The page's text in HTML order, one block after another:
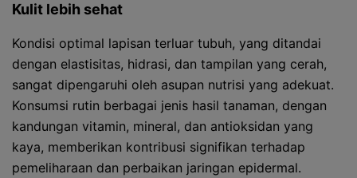
Kulit lebih sehat
Kondisi optimal lapisan terluar tubuh, yang ditandai
dengan elastisitas, hidrasi, dan tampilan yang cerah,
sangat dipengaruhi oleh asupan nutrisi yang adekuat.
Konsumsi rutin berbagai jenis hasil tanaman, dengan
kandungan vitamin, mineral, dan antioksidan yang
kaya, memberikan kontribusi signifikan terhadap
pemeliharaan dan perbaikan jaringan epidermal.